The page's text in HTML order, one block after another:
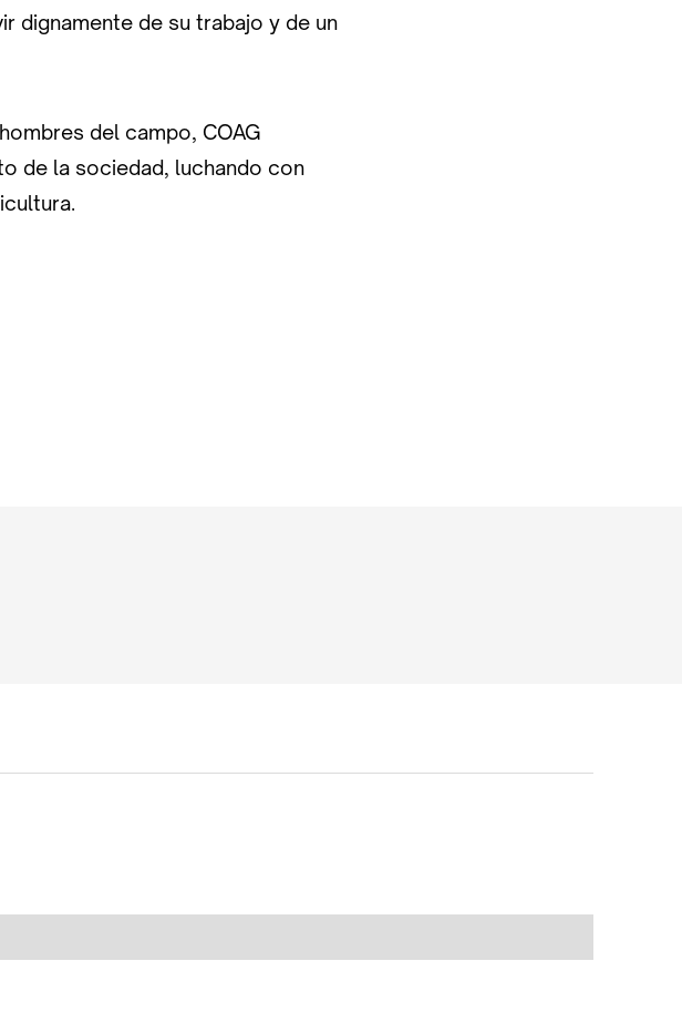
dignamente de su trabajo y de un
del campo, COAG
de la sociedad, luchando con